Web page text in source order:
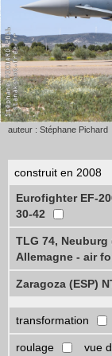
auteur : Stéphane Pichard
construit en 2008
Eurofighter EF-
30-42
TLG 74, Neuburg
Allemagne - air
Zaragoza (ESP)
transformation
roulage vue